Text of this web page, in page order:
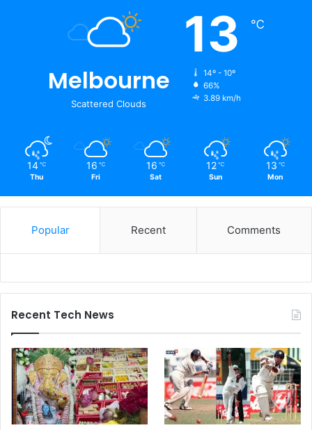
Melbourne
Scattered Clouds
13 ℃
14º - 10º
66%
3.89 km/h
14 ℃
Thu
16 ℃
Fri
16 ℃
Sat
12 ℃
Sun
13 ℃
Mon
Popular Recent Comments
Recent Tech News